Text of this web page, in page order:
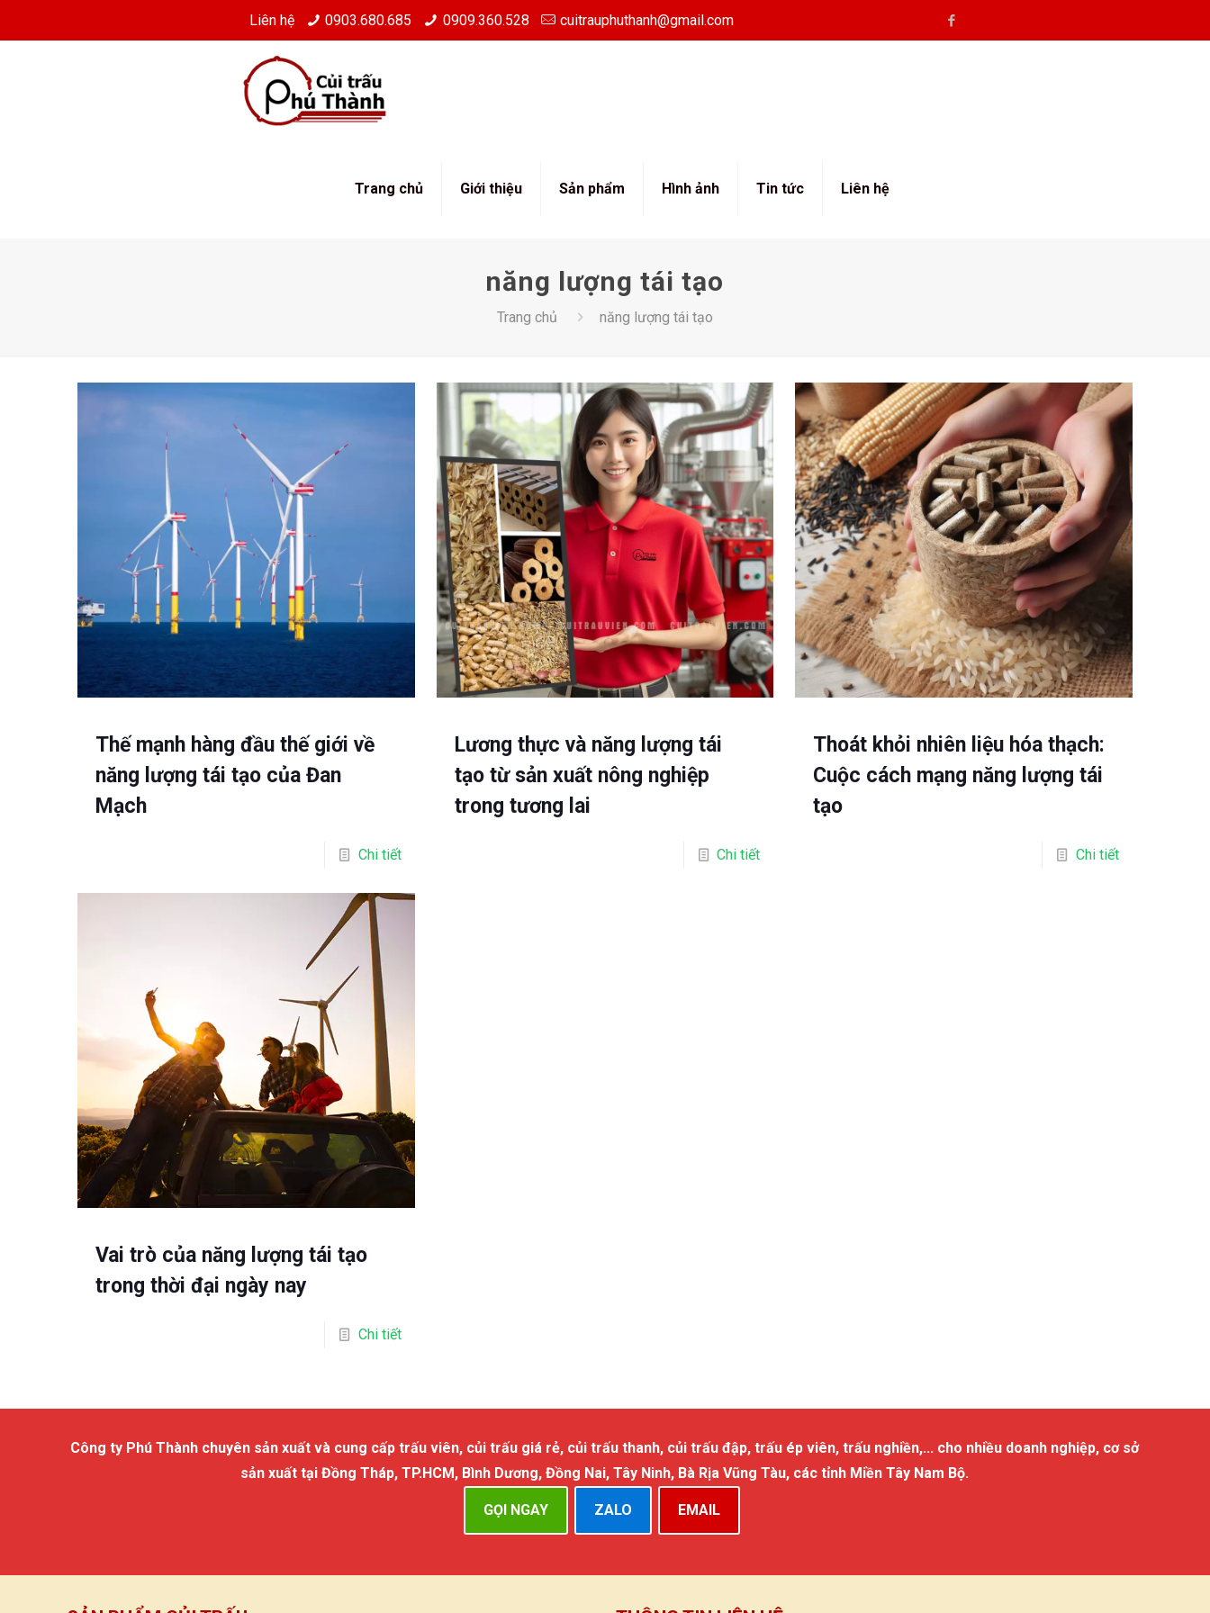
Liên hệ 0903.680.685 0909.360.528 cuitrauphuthanh@gmail.com
Trang chủ Giới thiệu Sản phẩm Hình ảnh Tin tức Liên hệ
năng lượng tái tạo
Trang chủ năng lượng tái tạo
Thế mạnh hàng đầu thế giới về
năng lượng tái tạo của Đan
Mạch
Chi tiết
Lương thực và năng lượng tái
tạo từ sản xuất nông nghiệp
trong tương lai
Chi tiết
Thoát khỏi nhiên liệu hóa thạch:
Cuộc cách mạng năng lượng tái
tạo
Chi tiết
Vai trò của năng lượng tái tạo
trong thời đại ngày nay
Chi tiết
Công ty Phú Thành chuyên sản xuất và cung cấp trấu viên, củi trấu giá rẻ, củi trấu thanh, củi trấu đập, trấu ép viên, trấu nghiền,... cho nhiều doanh nghiệp, cơ sở
sản xuất tại Đồng Tháp, TP.HCM, Bình Dương, Đồng Nai, Tây Ninh, Bà Rịa Vũng Tàu, các tỉnh Miền Tây Nam Bộ.
GỌI NGAY ZALO EMAIL